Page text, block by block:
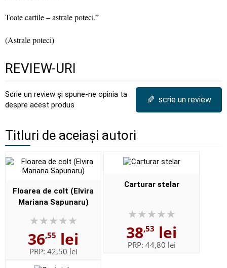
Toate cartile – astrale poteci.”
(Astrale poteci)
REVIEW-URI
Scrie un review și spune-ne opinia ta
despre acest produs
✎ scrie un review
Titluri de aceiași autori
Floarea de colt (Elvira
Mariana Sapunaru)
36,55 lei
PRP: 42,50 lei
Carturar stelar
38,53 lei
PRP: 44,80 lei